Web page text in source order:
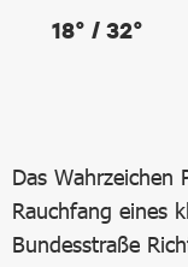
18° / 32°
Das Wahrzeichen
Rauchfang eines
Bundesstraße